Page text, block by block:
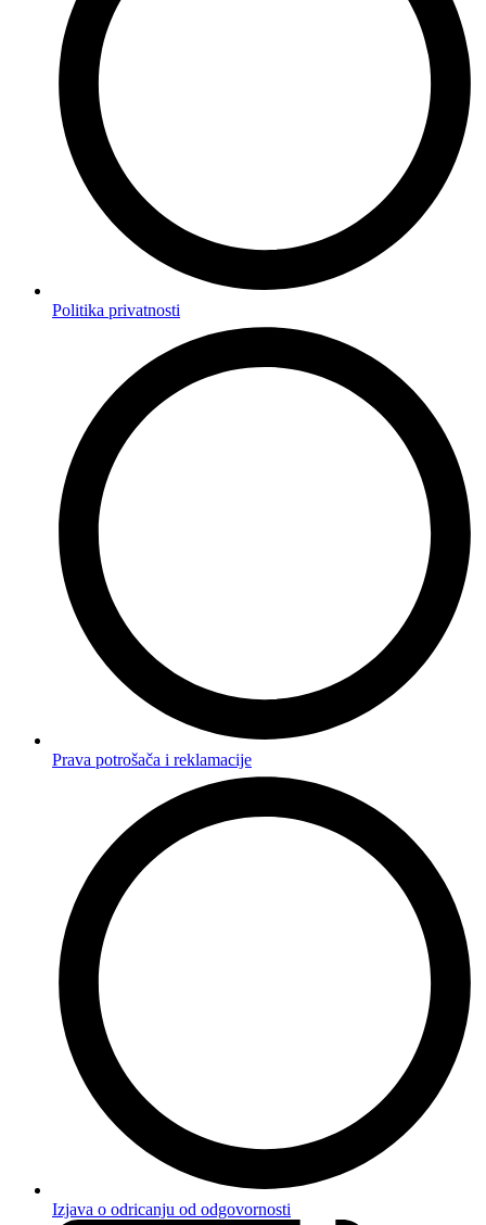
Politika privatnosti
Prava potrošača i reklamacije
Izjava o odricanju od odgovornosti